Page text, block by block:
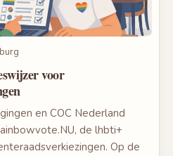
voor
en COC Nederland
de lhbti+
Op de